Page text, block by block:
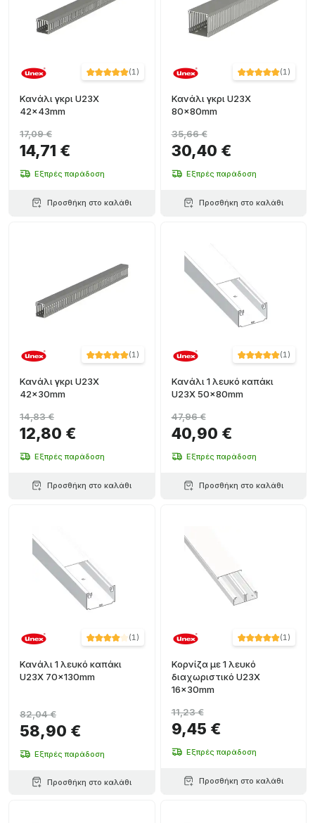
(1)
Κανάλι γκρι U23X
42x43mm
14,71 €
17,09 €
Εξπρές παράδοση
Προσθήκη στο καλάθι
(1)
Κανάλι γκρι U23X
80x80mm
30,40 €
35,66 €
Εξπρές παράδοση
Προσθήκη στο καλάθι
(1)
Κανάλι γκρι U23X
42x30mm
12,80 €
14,83 €
Εξπρές παράδοση
Προσθήκη στο καλάθι
(1)
Κανάλι 1 λευκό καπάκι
U23X 50x80mm
40,90 €
47,96 €
Εξπρές παράδοση
Προσθήκη στο καλάθι
(1)
Κανάλι 1 λευκό καπάκι
U23X 70x130mm
58,90 €
82,04 €
Εξπρές παράδοση
Προσθήκη στο καλάθι
(1)
Κορνίζα με 1 λευκό
διαχωριστικό U23X
16x30mm
9,45 €
11,23 €
Εξπρές παράδοση
Προσθήκη στο καλάθι